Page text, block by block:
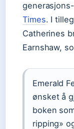
Times. I
Catherines
Earnshaw,
Emerald
ønsket å
boken
ripping»